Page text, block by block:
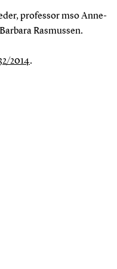
professor mso Anne-
Rasmussen.
2014.